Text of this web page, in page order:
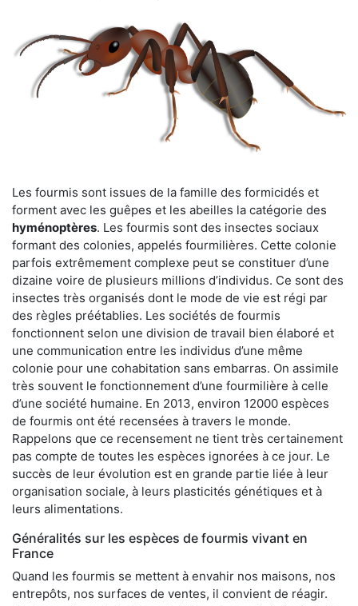
Les fourmis sont issues de la famille des formicidés et
forment avec les guêpes et les abeilles la catégorie des
hyménoptères. Les fourmis sont des insectes sociaux
formant des colonies, appelés fourmilières. Cette colonie
parfois extrêmement complexe peut se constituer d’une
dizaine voire de plusieurs millions d’individus. Ce sont des
insectes très organisés dont le mode de vie est régi par
des règles préétablies. Les sociétés de fourmis
fonctionnent selon une division de travail bien élaboré et
une communication entre les individus d’une même
colonie pour une cohabitation sans embarras. On assimile
très souvent le fonctionnement d’une fourmilière à celle
d’une société humaine. En 2013, environ 12000 espèces
de fourmis ont été recensées à travers le monde.
Rappelons que ce recensement ne tient très certainement
pas compte de toutes les espèces ignorées à ce jour. Le
succès de leur évolution est en grande partie liée à leur
organisation sociale, à leurs plasticités génétiques et à
leurs alimentations.
Généralités sur les espèces de fourmis vivant en
France
Quand les fourmis se mettent à envahir nos maisons, nos
entrepôts, nos surfaces de ventes, il convient de réagir.